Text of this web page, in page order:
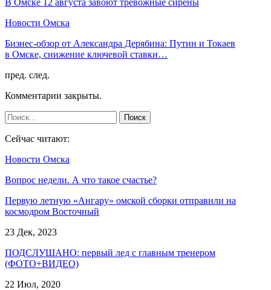
Новости Омска
Бизнес-обзор от Александра Дерябина: Путин и Токаев
в Омске, снижение ключевой ставки…
пред. след.
Комментарии закрыты.
Сейчас читают:
Новости Омска
Вопрос недели. А что такое счастье?
Первую летную «Ангару» омской сборки отправили на
космодром Восточный
23 Дек, 2023
ПОДСЛУШАНО: первый лед с главным тренером
(ФОТО+ВИДЕО)
22 Июл, 2020